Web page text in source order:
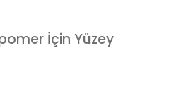
İçin Yüzey